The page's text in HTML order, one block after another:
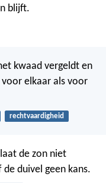
blijft.
kwaad vergeldt en
elkaar als voor
rechtvaardigheid
de zon niet
duivel geen kans.